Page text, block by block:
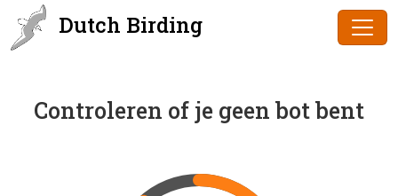
Dutch Birding
Controleren of je geen bot bent